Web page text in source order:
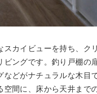
スカイビューを持ち、ク
ビングです。釣り戸棚の
などがナチュラルな木目
空間に、床から天井まで